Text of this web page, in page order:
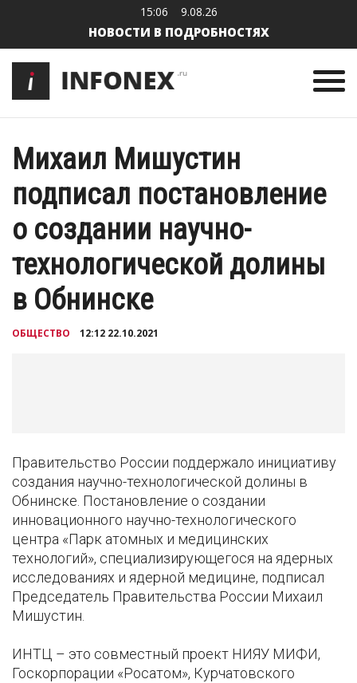
15:06 9.08.26
НОВОСТИ В ПОДРОБНОСТЯХ
Михаил Мишустин
подписал постановление
о создании научно-
технологической долины
в Обнинске
ОБЩЕСТВО 12:12 22.10.2021
Правительство России поддержало инициативу
создания научно-технологической долины в
Обнинске. Постановление о создании
инновационного научно-технологического
центра «Парк атомных и медицинских
технологий», специализирующегося на ядерных
исследованиях и ядерной медицине, подписал
Председатель Правительства России Михаил
Мишустин.
ИНТЦ – это совместный проект НИЯУ МИФИ,
Госкорпорации «Росатом», Курчатовского